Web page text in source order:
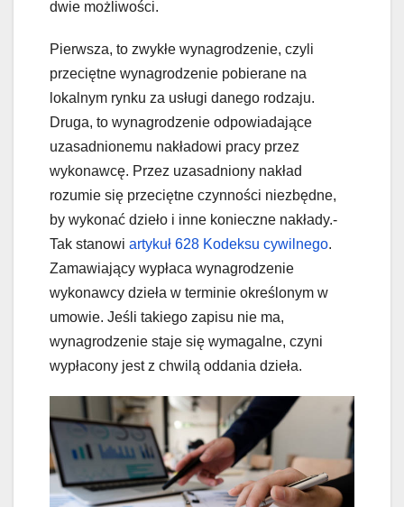
dwie możliwości.
Pierwsza, to zwykłe wynagrodzenie, czyli
przeciętne wynagrodzenie pobierane na
lokalnym rynku za usługi danego rodzaju.
Druga, to wynagrodzenie odpowiadające
uzasadnionemu nakładowi pracy przez
wykonawcę. Przez uzasadniony nakład
rozumie się przeciętne czynności niezbędne,
by wykonać dzieło i inne konieczne nakłady.-
Tak stanowi artykuł 628 Kodeksu cywilnego.
Zamawiający wypłaca wynagrodzenie
wykonawcy dzieła w terminie określonym w
umowie. Jeśli takiego zapisu nie ma,
wynagrodzenie staje się wymagalne, czyni
wypłacony jest z chwilą oddania dzieła.